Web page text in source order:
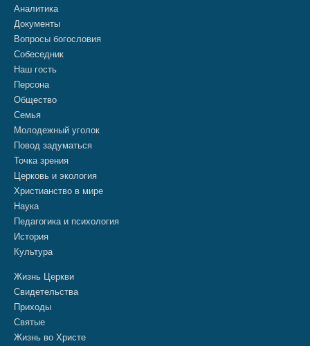
Аналитика
Документы
Вопросы богословия
Собеседник
Наш гость
Персона
Общество
Семья
Молодежный уголок
Повод задуматься
Точка зрения
Церковь и экология
Христианство в мире
Наука
Педагогика и психология
История
Культура
Жизнь Церкви
Свидетельства
Приходы
Святые
Жизнь во Христе